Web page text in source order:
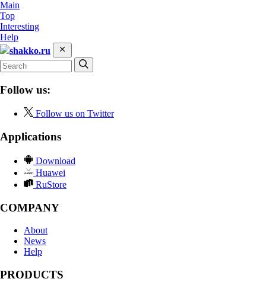
Main
Top
Interesting
Help
shakko.ru
Follow us:
Follow us on Twitter
Applications
Download
Huawei
RuStore
COMPANY
About
News
Help
PRODUCTS